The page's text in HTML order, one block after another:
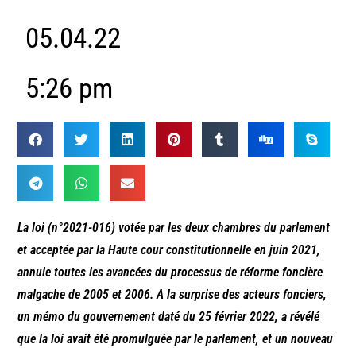
05.04.22
5:26 pm
La loi (n°2021-016) votée par les deux chambres du parlement
et acceptée par la Haute cour constitutionnelle en juin 2021,
annule toutes les avancées du processus de réforme foncière
malgache de 2005 et 2006. A la surprise des acteurs fonciers,
un mémo du gouvernement daté du 25 février 2022, a révélé
que la loi avait été promulguée par le parlement, et un nouveau